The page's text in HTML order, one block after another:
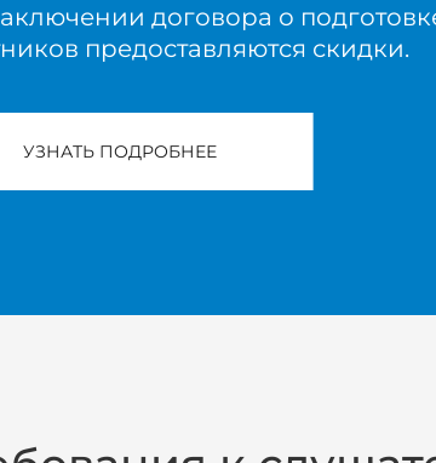
договора о
предоставляются скидки.
УЗНАТЬ ПОДРОБНЕЕ